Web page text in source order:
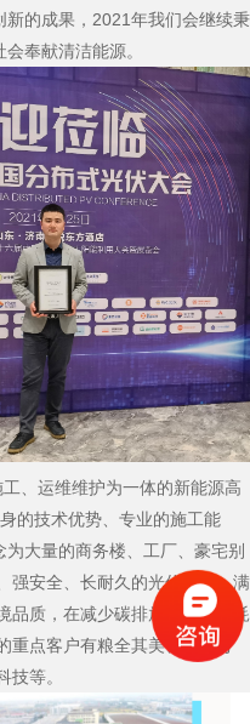
的成果，2021年我们会继续秉
奉献清洁能源。
、运维维护为一体的新能源高
的技术优势、专业的施工能
为大量的商务楼、工厂、豪宅别
强安全、长耐久的光伏系统，满
品质，在减少碳排放和能源消耗
重点客户有粮全其美、浦江万
等。